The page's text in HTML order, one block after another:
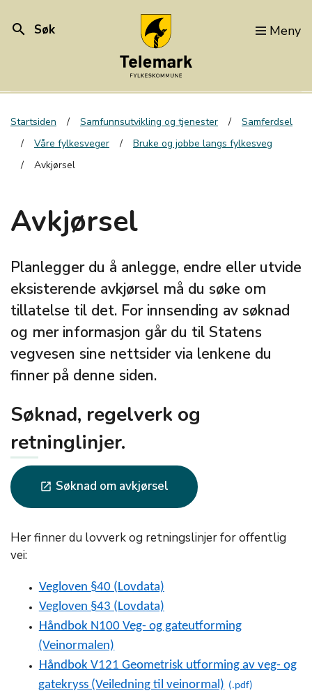
search Søk Meny
Startsiden Samfunnsutvikling og tjenester
Samferdsel
Våre fylkesveger
Bruke og jobbe langs fylkesveg
Avkjørsel
Avkjørsel
Planlegger du å anlegge, endre eller utvide
eksisterende avkjørsel må du søke om
tillatelse til det. For innsending av søknad
og mer informasjon går du til Statens
vegvesen sine nettsider via lenkene du
finner på denne siden.
Søknad, regelverk og
retninglinjer.
launch Søknad om avkjørsel
Her finner du lovverk og retningslinjer for offentlig
vei:
Vegloven §40 (Lovdata)
Vegloven §43 (Lovdata)
Håndbok N100 Veg- og gateutforming
(Veinormalen)
Håndbok V121 Geometrisk utforming av veg- og
gatekryss (Veiledning til veinormal)